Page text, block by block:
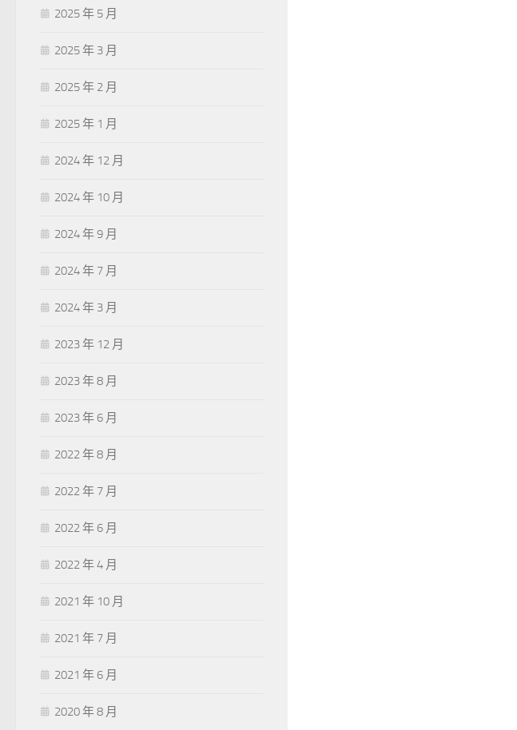
2025 年 5 月
2025 年 3 月
2025 年 2 月
2025 年 1 月
2024 年 12 月
2024 年 10 月
2024 年 9 月
2024 年 7 月
2024 年 3 月
2023 年 12 月
2023 年 8 月
2023 年 6 月
2022 年 8 月
2022 年 7 月
2022 年 6 月
2022 年 4 月
2021 年 10 月
2021 年 7 月
2021 年 6 月
2020 年 8 月